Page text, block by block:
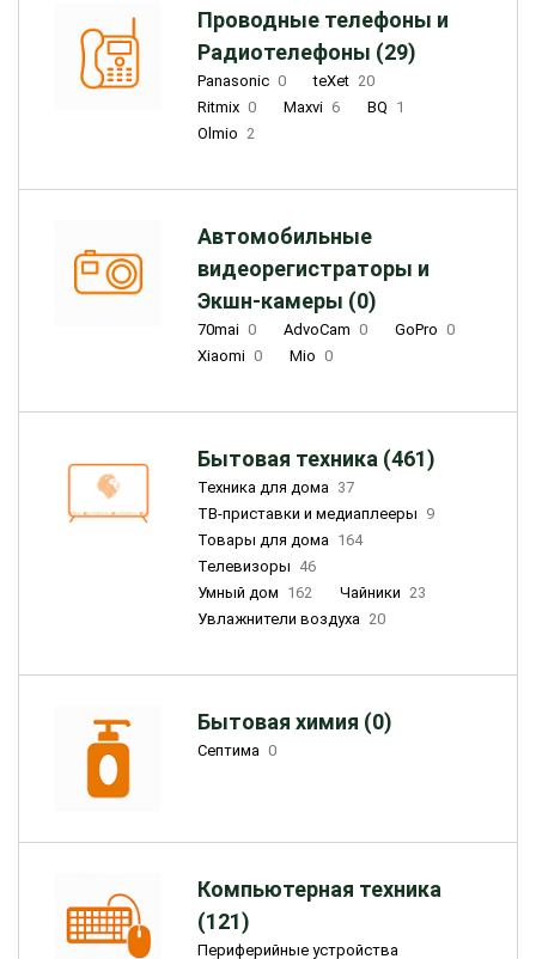
Проводные телефоны и
Радиотелефоны (29)
Panasonic 0 teXet 20
Ritmix 0 Maxvi 6 BQ 1
Olmio 2
Автомобильные
видеорегистраторы и
Экшн-камеры (0)
70mai 0 AdvoCam 0 GoPro 0
Xiaomi 0 Mio 0
Бытовая техника (461)
Техника для дома 37
ТВ-приставки и медиаплееры 9
Товары для дома 164
Телевизоры 46
Умный дом 162 Чайники 23
Увлажнители воздуха 20
Бытовая химия (0)
Септима 0
Компьютерная техника
(121)
Периферийные устройства